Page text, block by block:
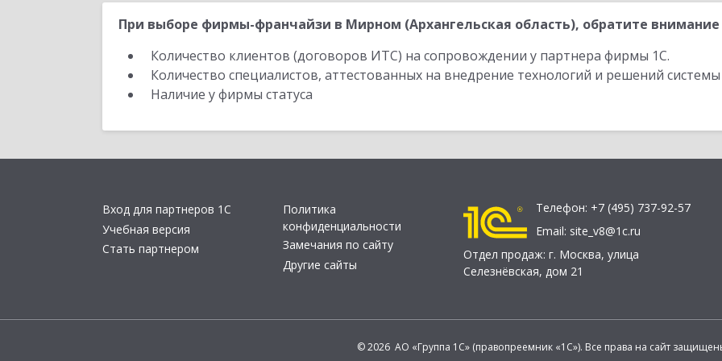
При выборе фирмы-франчайзи в Мирном (Архангельская область), обратите внимание
Количество клиентов (договоров ИТС) на сопровождении у партнера фирмы 1С.
Количество специалистов, аттестованных на внедрение технологий и решений
Наличие у фирмы статуса
Вход для партнеров 1С
Учебная версия
Стать партнером
Политика
конфиденциальности
Замечания по сайту
Другие сайты
Телефон: +7 (495) 737-92-57
Email: site_v8@1c.ru
Отдел продаж: г. Москва, улица
Селезнёвская, дом 21
© 2026 АО «Группа 1С» (правопреемник «1С»). Все права на сайт